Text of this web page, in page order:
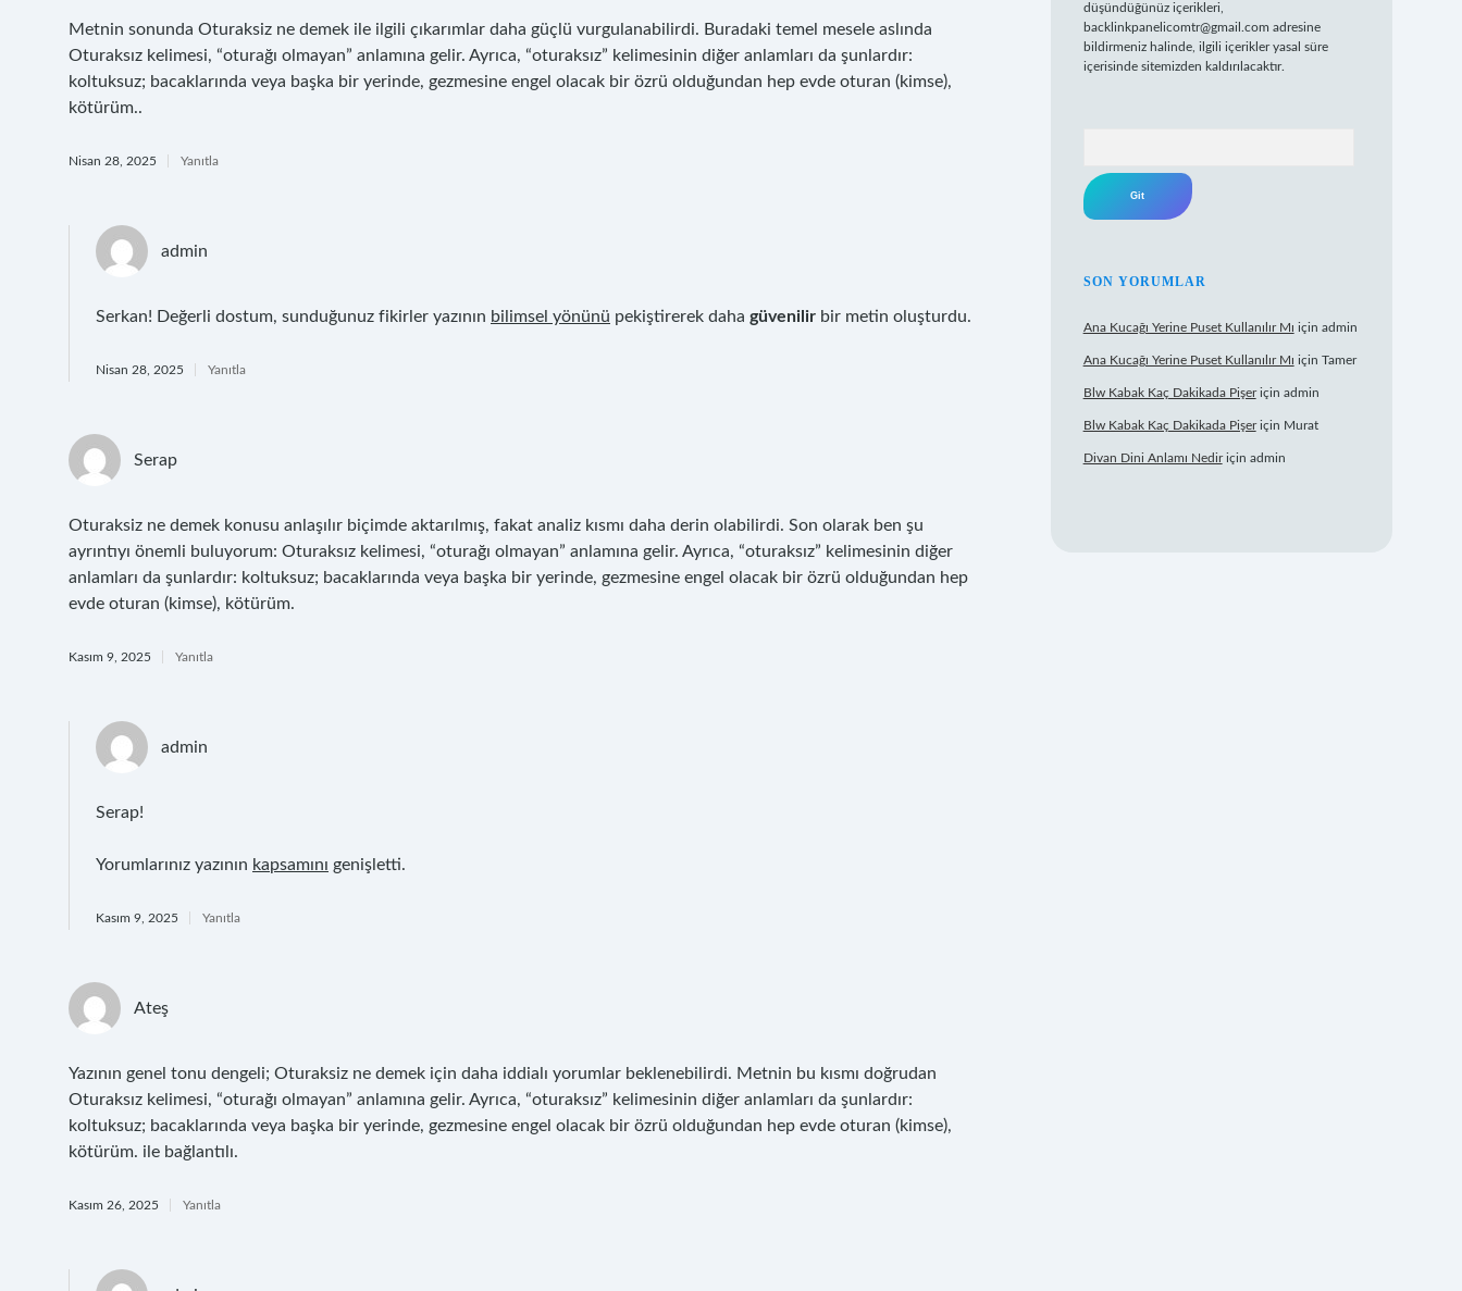
Metnin sonunda Oturaksiz ne demek ile ilgili çıkarımlar daha güçlü vurgulanabilirdi. Buradaki temel mesele aslında
Oturaksız kelimesi, “oturağı olmayan” anlamına gelir. Ayrıca, “oturaksız” kelimesinin diğer anlamları da şunlardır:
koltuksuz; bacaklarında veya başka bir yerinde, gezmesine engel olacak bir özrü olduğundan hep evde oturan (kimse),
kötürüm..
Nisan 28, 2025 Yanıtla
admin
Serkan! Değerli dostum, sunduğunuz fikirler yazının bilimsel yönünü pekiştirerek daha güvenilir bir metin oluşturdu.
Nisan 28, 2025 Yanıtla
Serap
Oturaksiz ne demek konusu anlaşılır biçimde aktarılmış, fakat analiz kısmı daha derin olabilirdi. Son olarak ben şu
ayrıntıyı önemli buluyorum: Oturaksız kelimesi, “oturağı olmayan” anlamına gelir. Ayrıca, “oturaksız” kelimesinin diğer
anlamları da şunlardır: koltuksuz; bacaklarında veya başka bir yerinde, gezmesine engel olacak bir özrü olduğundan hep
evde oturan (kimse), kötürüm.
Kasım 9, 2025 Yanıtla
admin
Serap!
Yorumlarınız yazının kapsamını genişletti.
Kasım 9, 2025 Yanıtla
Ateş
Yazının genel tonu dengeli; Oturaksiz ne demek için daha iddialı yorumlar beklenebilirdi. Metnin bu kısmı doğrudan
Oturaksız kelimesi, “oturağı olmayan” anlamına gelir. Ayrıca, “oturaksız” kelimesinin diğer anlamları da şunlardır:
koltuksuz; bacaklarında veya başka bir yerinde, gezmesine engel olacak bir özrü olduğundan hep evde oturan (kimse),
kötürüm. ile bağlantılı.
Kasım 26, 2025 Yanıtla
düşündüğünüz içerikleri,
backlinkpanelicomtr@gmail.com adresine
bildirmeniz halinde, ilgili içerikler yasal süre
içerisinde sitemizden kaldırılacaktır.
SON YORUMLAR
Ana Kucağı Yerine Puset Kullanılır Mı için admin
Ana Kucağı Yerine Puset Kullanılır Mı için Tamer
Blw Kabak Kaç Dakikada Pişeriçin admin
Blw Kabak Kaç Dakikada Pişeriçin Murat
Divan Dini Anlamı Nediriçin admin